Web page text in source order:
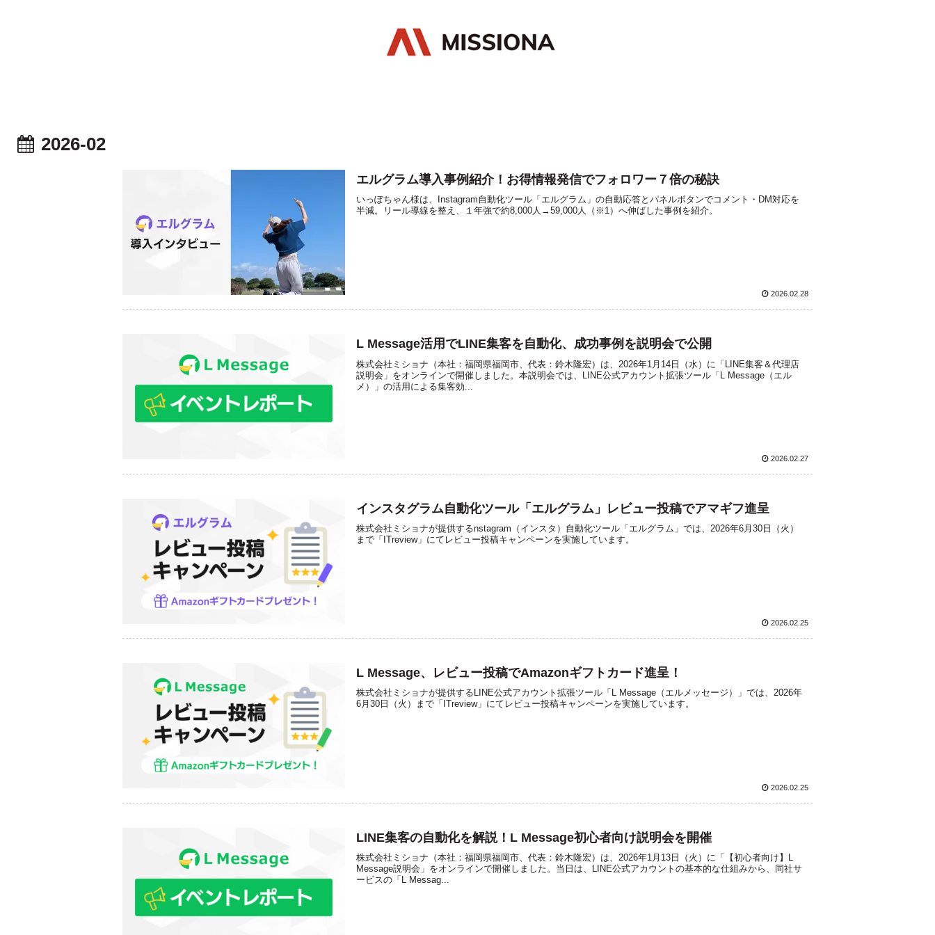
2026-02
エルグラム導入事例紹介！お得情報発信でフォロワー７倍の秘訣
いっぽちゃん様は、Instagram自動化ツール「エルグラム」の自動応答とパネルボタンでコメント・DM対応を
半減。リール導線を整え、１年強で約8,000人→59,000人（※1）へ伸ばした事例を紹介。
2026.02.28
L Message活用でLINE集客を自動化、成功事例を説明会で公開
株式会社ミショナ（本社：福岡県福岡市、代表：鈴木隆宏）は、2026年1月14日（水）に「LINE集客＆代理店
説明会」をオンラインで開催しました。本説明会では、LINE公式アカウント拡張ツール「L Message（エル
メ）」の活用による集客効...
2026.02.27
インスタグラム自動化ツール「エルグラム」レビュー投稿でアマギフ進呈
株式会社ミショナが提供するnstagram（インスタ）自動化ツール「エルグラム」では、2026年6月30日（火）
まで「ITreview」にてレビュー投稿キャンペーンを実施しています。
2026.02.25
L Message、レビュー投稿でAmazonギフトカード進呈！
株式会社ミショナが提供するLINE公式アカウント拡張ツール「L Message（エルメッセージ）」では、2026年
6月30日（火）まで「ITreview」にてレビュー投稿キャンペーンを実施しています。
2026.02.25
LINE集客の自動化を解説！L Message初心者向け説明会を開催
株式会社ミショナ（本社：福岡県福岡市、代表：鈴木隆宏）は、2026年1月13日（火）に「【初心者向け】L
Message説明会」をオンラインで開催しました。当日は、LINE公式アカウントの基本的な仕組みから、同社サ
ービスの「L Messag...